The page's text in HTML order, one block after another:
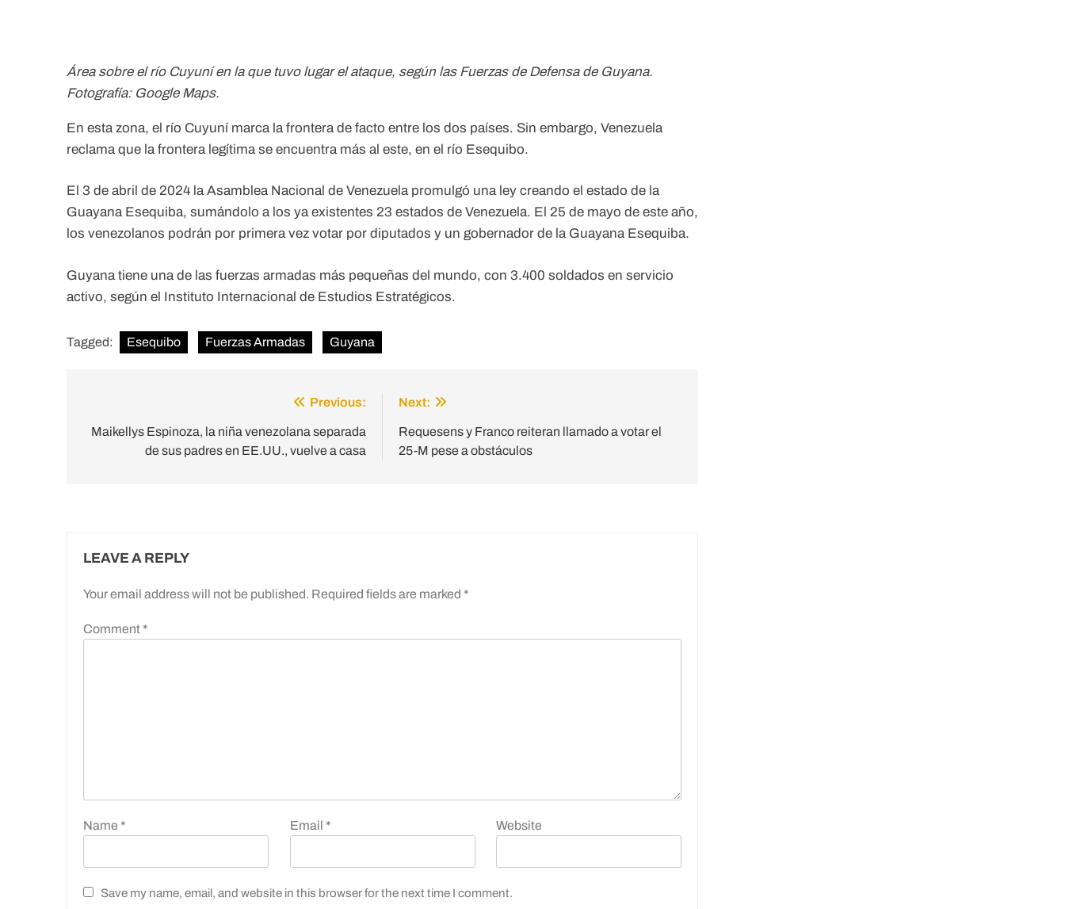
Área sobre el río Cuyuní en la que tuvo lugar el ataque, según las Fuerzas de Defensa de Guyana.
Fotografía: Google Maps.
En esta zona, el río Cuyuní marca la frontera de facto entre los dos países. Sin embargo, Venezuela
reclama que la frontera legítima se encuentra más al este, en el río Esequibo.
El 3 de abril de 2024 la Asamblea Nacional de Venezuela promulgó una ley creando el estado de la
Guayana Esequiba, sumándolo a los ya existentes 23 estados de Venezuela. El 25 de mayo de este año,
los venezolanos podrán por primera vez votar por diputados y un gobernador de la Guayana Esequiba.
Guyana tiene una de las fuerzas armadas más pequeñas del mundo, con 3.400 soldados en servicio
activo, según el Instituto Internacional de Estudios Estratégicos.
Tagged: Esequibo Fuerzas Armadas Guyana
navigation
Previous:
Maikellys Espinoza, la niña venezolana separada
de sus padres en EE.UU., vuelve a casa
Next:
Requesens y Franco reiteran llamado a votar el
25-M pese a obstáculos
LEAVE A REPLY
Your email address will not be published. Required fields are marked *
Comment *
Name * Email * Website
Save my name, email, and website in this browser for the next time I comment.